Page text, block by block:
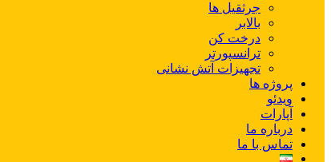
جرثقیل ها
بالابر
درخت کن
ترانسپورتر
تجهیزات آتش نشانی
پروژه ها
ویدئو‌
آپارات
درباره ما
تماس با ما